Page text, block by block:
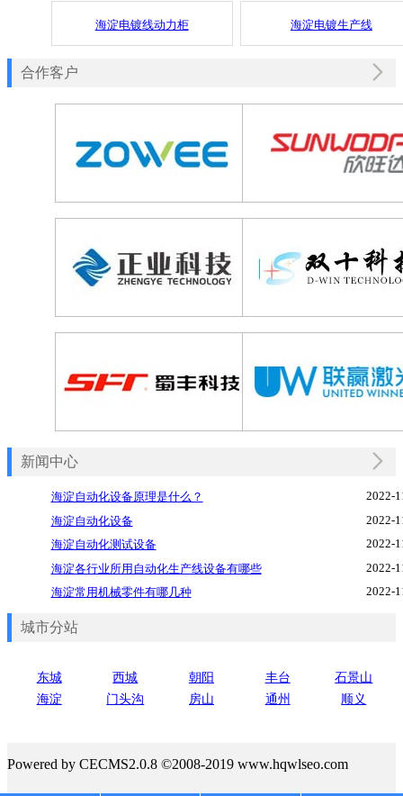
海淀电镀线动力柜 海淀电镀生产线
合作客户
新闻中心
海淀自动化设备原理是什么？
2022-
海淀自动化设备
2022-
海淀自动化测试设备
2022-
海淀各行业所用自动化生产线设备有哪些
2022-
海淀常用机械零件有哪几种
2022-
城市分站
东城 西城 朝阳 丰台
石景山
海淀
门头沟 房山 通州 顺义
Powered by CECMS2.0.8 ©2008-2019 www.hqwlseo.com